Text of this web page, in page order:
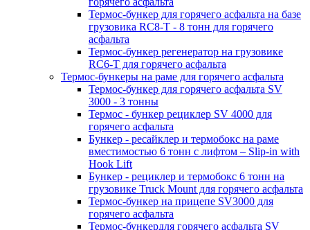
Термос-бункер для горячего асфальта на базе
грузовика RC8-T - 8 тонн для горячего
асфальта
Термос-бункер регенератор на грузовикe
RC6-T для горячего асфальта
Термос-бункеры на раме для горячего асфальта
Термос-бункер для горячего асфальта SV
3000 - 3 тонны
Термос - бункер рециклер SV 4000 для
горячего асфальта
Бункер - ресайклер и термобокс на раме
вместимостью 6 тонн с лифтом – Slip-in with
Hook Lift
Бункер - рециклер и термобокс 6 тонн на
грузовике Truck Mount для горячего асфальта
Термос-бункер на прицепе SV3000 для
горячего асфальта
Термос-бункердля горячего асфальта SV